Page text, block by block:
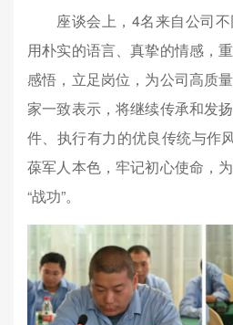
座谈会上，4名来自公司
用朴实的语言、真挚的情感，
感悟，立足岗位，为公司高质
家一致表示，将继续传承和发
件、执行有力的优良传统与作
葆军人本色，牢记初心使命，
“战功”。